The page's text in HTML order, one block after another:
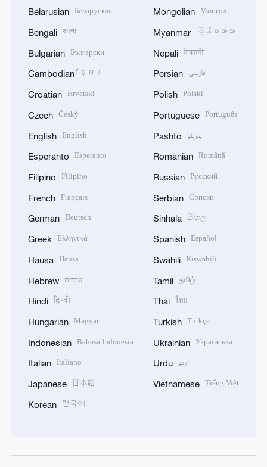
Belarusian Беларуская
Bengali বাংলা
Bulgarian Български
Cambodian ខ្មែរ
Croatian Hrvatski
Czech Český
English English
Esperanto Esperanto
Filipino Filipino
French Français
German Deutsch
Greek Ελληνικά
Hausa Hausa
Hebrew עברית
Hindi हिन्दी
Hungarian Magyar
Indonesian Bahasa Indonesia
Italian Italiano
Japanese 日本語
Korean 한국어
Mongolian Монгол
Myanmar မြန်မာဘာသာ
Nepali नेपाली
Persian فارسی
Polish Polski
Portuguese Português
Pashto پښتو
Romanian Română
Russian Русский
Serbian Српски
Sinhala සිංහල
Spanish Español
Swahili Kiswahili
Tamil தமிழ்
Thai ไทย
Turkish Türkçe
Ukrainian Українська
Urdu اردو
Vietnamese Tiếng Việt